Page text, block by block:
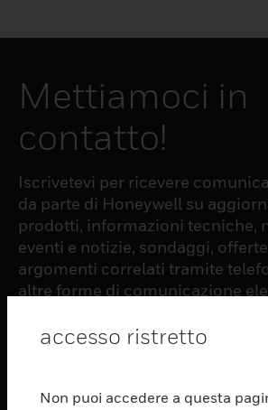
Mettiamoci in
contatto!
Iscrivetevi per ricevere
da parte di Honeywell su
prodotti, informazioni tecniche,
eventi e notizie, sondaggi,
argomenti correlati tramite
altre forme di comunicazione
ISCRIZIONE
PRODUCTS
accesso ristretto
Non puoi accedere a questa